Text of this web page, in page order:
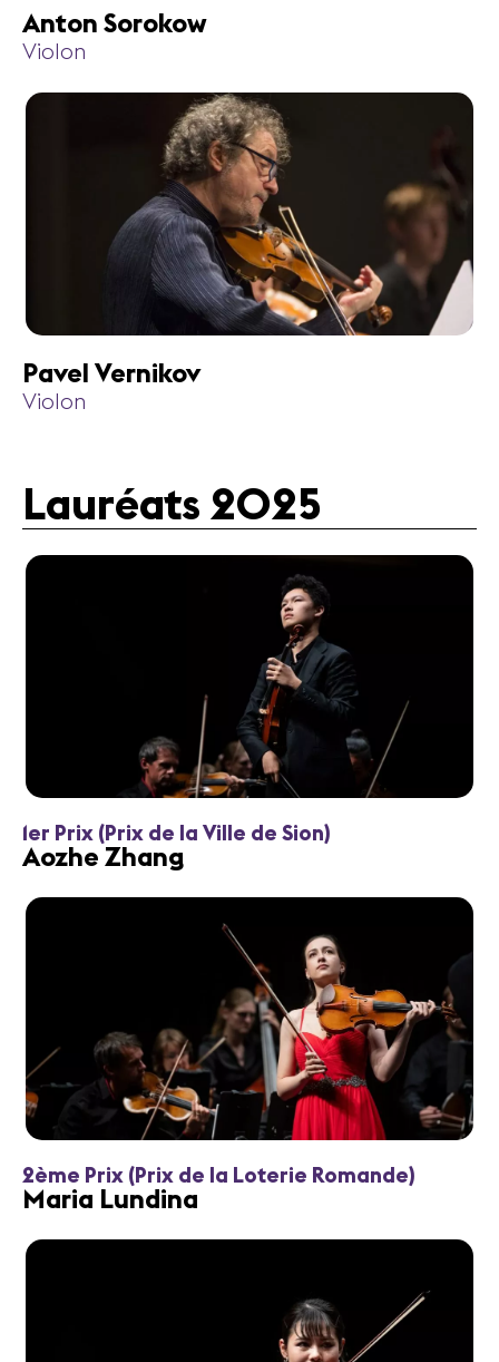
Anton Sorokow
Violon
Pavel Vernikov
Violon
Lauréats 2025
1er Prix (Prix de la Ville de Sion)
Aozhe Zhang
2ème Prix (Prix de la Loterie Romande)
Maria Lundina